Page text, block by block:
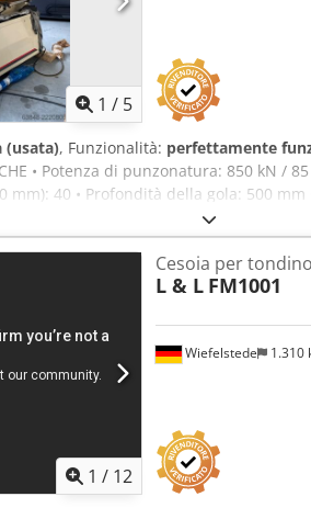
1 / 5
(usata), Funzionalità: perfettamente
• Potenza di punzonatura: 850 kN /
mm): 40 • Profondità della gola: 500
Piatti: 450 x 15 mm • Tondi: Ø45 mm •
x 130 x 12 mm • Piegatura: 200 x 12
1 / 12
Wiefelstede 1.310
Cesoia per
L & L FM1001